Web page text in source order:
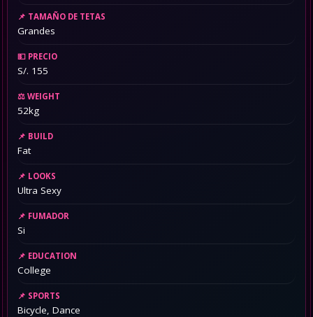
TAMAÑO DE TETAS
Grandes
PRECIO
S/. 155
WEIGHT
52kg
BUILD
Fat
LOOKS
Ultra Sexy
FUMADOR
Si
EDUCATION
College
SPORTS
Bicycle, Dance